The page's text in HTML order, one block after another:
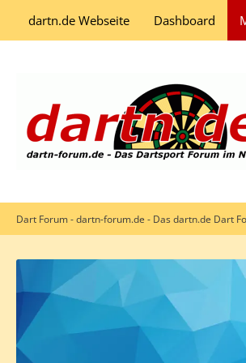
dartn.de Webseite Dashboard
Dart Forum - dartn-forum.de - Das dartn.de Dart